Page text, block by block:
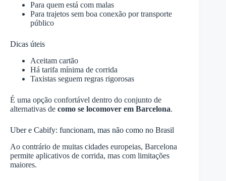
Para quem está com malas
Para trajetos sem boa conexão por transporte
público
Dicas úteis
Aceitam cartão
Há tarifa mínima de corrida
Taxistas seguem regras rigorosas
É uma opção confortável dentro do conjunto de
alternativas de como se locomover em Barcelona.
Uber e Cabify: funcionam, mas não como no Brasil
Ao contrário de muitas cidades europeias, Barcelona
permite aplicativos de corrida, mas com limitações
maiores.